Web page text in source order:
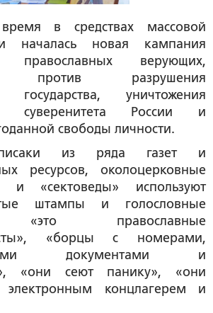
в средствах массовой
началась новая кампания
верующих,
против разрушения
государства, уничтожения
суверенитета России и
свободы личности.
из ряда газет и
ресурсов, околоцерковные
и «сектоведы» используют
штампы и голословные
«это православные
«борцы с номерами,
документами и
«они сеют панику», «они
концлагерем и